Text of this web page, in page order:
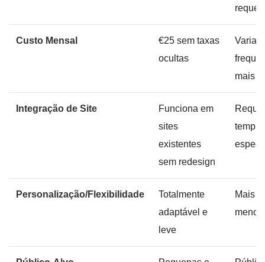
requer
Custo Mensal
€25 sem taxas
ocultas
Varia,
mais
Integração de Site
Funciona em
sites
existentes
sem redesign
Personalização/Flexibilidade
Totalmente
adaptável e
leve
Mais